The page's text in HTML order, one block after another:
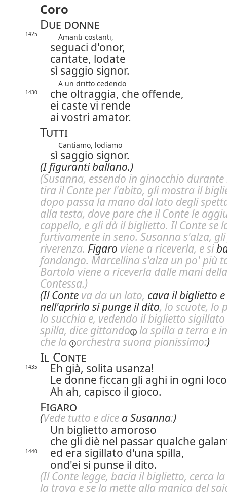
Coro
Due donne
1425 Amanti costanti,
seguaci d'onor,
cantate, lodate
sì saggio signor.
A un dritto cedendo
1430
che oltraggia, che offende,
ei caste vi rende
ai vostri amator.
Tutti
Cantiamo, lodiamo
sì saggio signor.
(I figuranti ballano.)
(Susanna, essendo in ginocchio
tira il Conte per l'abito, gli mostra il
dopo passa la mano dal lato degli
alla testa, dove pare che il Conte le
cappello, e gli dà il biglietto. Il Conte se
furtivamente in seno. Susanna s'alza,
riverenza. Figaro viene a riceverla, e si
fandango. Marcellina s'alza un po' più
Bartolo viene a riceverla dalle mani della
Contessa.)
(Il Conte va da un lato, cava il biglietto e
nell'aprirlo si punge il dito, lo scuote, lo
lo succhia e, vedendo il biglietto
spilla, dice gittando
la spilla a terra e
chela orchestra suona pianissimo:)
Il Conte
1435
Eh già, solita usanza!
Le donne ficcan gli aghi in ogni
Ah ah, capisco il gioco.
Figaro
(Vede tutto e dice a Susanna:)
Un biglietto amoroso
che gli diè nel passar qualche
1440
ed era sigillato d'una spilla,
ond'ei si punse il dito.
(Il Conte legge, bacia il biglietto, cerca
la trova e se la mette alla manica del